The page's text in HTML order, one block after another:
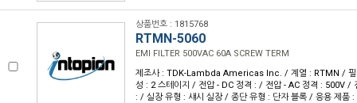
상품번호 : 1815768
RTMN-5060
EMI FILTER 500VAC 60A SCREW TERM
제조사 : TDK-Lambda Americas Inc. / 계열 : RTMN /
성 : 2 스테이지 / 전압 - DC 정격 : / 전압 - AC 정격 : 500V /
: / 실장 유형 : 섀시 실장 / 종단 유형 : 단자 블록 / 응용 제품